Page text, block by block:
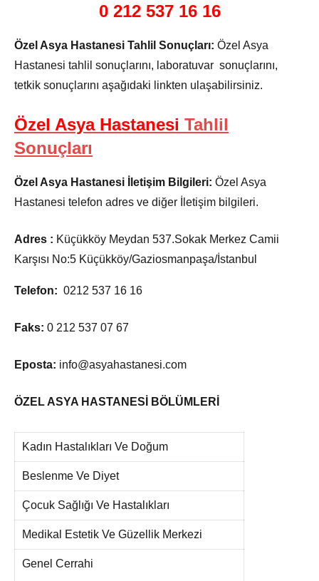
0 212 537 16 16
Özel Asya Hastanesi Tahlil Sonuçları: Özel Asya
Hastanesi tahlil sonuçlarını, laboratuvar sonuçlarını,
tetkik sonuçlarını aşağıdaki linkten ulaşabilirsiniz.
Özel Asya Hastanesi Tahlil
Sonuçları
Özel Asya Hastanesi İletişim Bilgileri: Özel Asya
Hastanesi telefon adres ve diğer İletişim bilgileri.
Adres : Küçükköy Meydan 537.Sokak Merkez Camii
Karşısı No:5 Küçükköy/Gaziosmanpaşa/İstanbul
Telefon: 0212 537 16 16
Faks: 0 212 537 07 67
Eposta: info@asyahastanesi.com
ÖZEL ASYA HASTANESİ BÖLÜMLERİ
Kadın Hastalıkları Ve Doğum
Beslenme Ve Diyet
Çocuk Sağlığı Ve Hastalıkları
Medikal Estetik Ve Güzellik Merkezi
Genel Cerrahi